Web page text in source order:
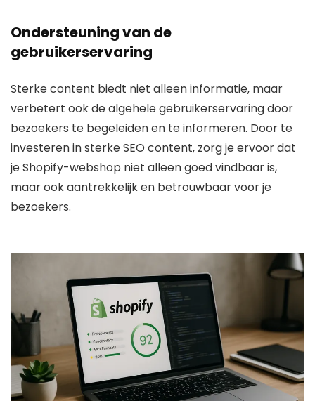
Ondersteuning van de
gebruikerservaring
Sterke content biedt niet alleen informatie, maar
verbetert ook de algehele gebruikerservaring door
bezoekers te begeleiden en te informeren. Door te
investeren in sterke SEO content, zorg je ervoor dat
je Shopify-webshop niet alleen goed vindbaar is,
maar ook aantrekkelijk en betrouwbaar voor je
bezoekers.